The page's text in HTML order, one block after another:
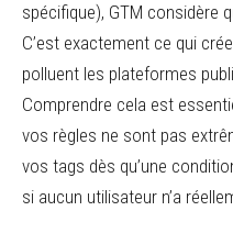
spécifique), GTM considère
C’est exactement ce qui
polluent les plateformes
Comprendre cela est
vos règles ne sont pas
vos tags dès qu’une
si aucun utilisateur n’a